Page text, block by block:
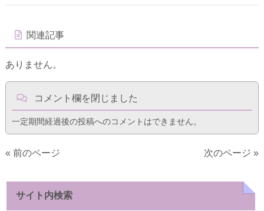
関連記事
ありません。
コメント欄を閉じました
一定期間経過後の投稿へのコメントはできません。
« 前のページ 次のページ »
サイト内検索